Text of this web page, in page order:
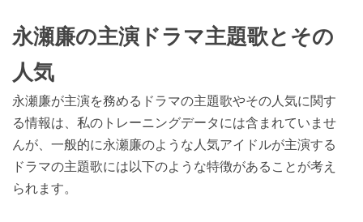
永瀬廉の主演ドラマ主題歌とその
人気
永瀬廉が主演を務めるドラマの主題歌やその人気に関す
る情報は、私のトレーニングデータには含まれていませ
んが、一般的に永瀬廉のような人気アイドルが主演する
ドラマの主題歌には以下のような特徴があることが考え
られます。